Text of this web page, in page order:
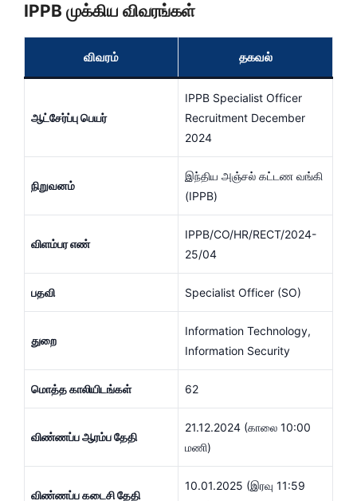
IPPB முக்கிய விவரங்கள்
விவரம் தகவல்
ஆட்சேர்ப்பு பெயர்
IPPB Specialist Officer
Recruitment December
2024
நிறுவனம்
இந்திய அஞ்சல் கட்டண வங்கி
(IPPB)
விளம்பர எண்
IPPB/CO/HR/RECT/2024-
25/04
பதவி Specialist Officer (SO)
துறை
Information Technology,
Information Security
மொத்த காலியிடங்கள் 62
விண்ணப்ப ஆரம்ப தேதி
21.12.2024 (காலை 10:00
மணி)
விண்ணப்ப கடைசி தேதி
10.01.2025 (இரவு 11:59